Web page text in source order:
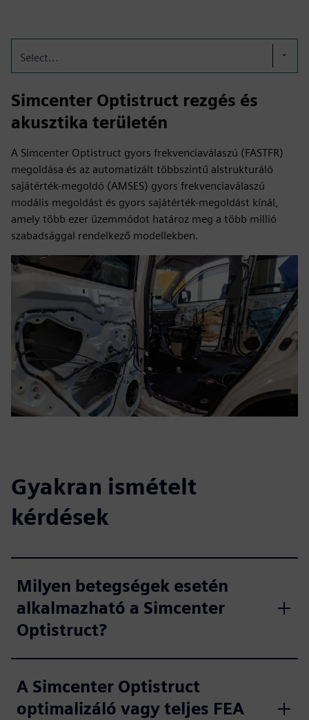
Select...
Simcenter Optistruct rezgés és
akusztika területén
A Simcenter Optistruct gyors frekvenciaválaszú (FASTFR)
megoldása és az automatizált többszintű alstrukturáló
sajátérték-megoldó (AMSES) gyors frekvenciaválaszú
modális megoldást és gyors sajátérték-megoldást kínál,
amely több ezer üzemmódot határoz meg a több millió
szabadsággal rendelkező modellekben.
Gyakran ismételt
kérdések
Milyen betegségek esetén
alkalmazható a Simcenter
Optistruct?
A Simcenter Optistruct
optimalizáló vagy teljes FEA